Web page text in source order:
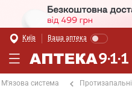
Київ Ваша аптека
М'язова система Протизапальні